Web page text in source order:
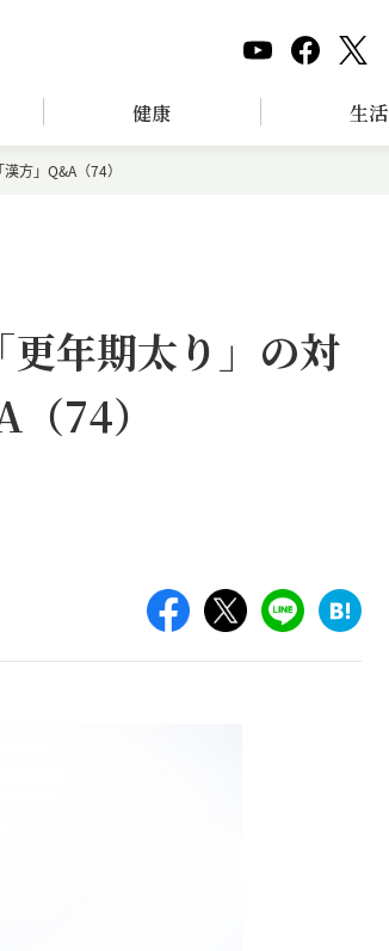
健康 生活
方」Q&A（74）
年期太り」の対
74）